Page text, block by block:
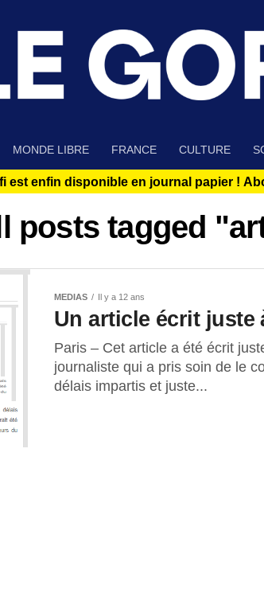
MONDE LIBRE FRANCE CULTURE
est enfin disponible en journal papier !
posts tagged
MEDIAS Il y a 12 ans
Un article écrit juste
Paris – Cet article a été écrit
journaliste qui a pris soin de le
délais impartis et juste...